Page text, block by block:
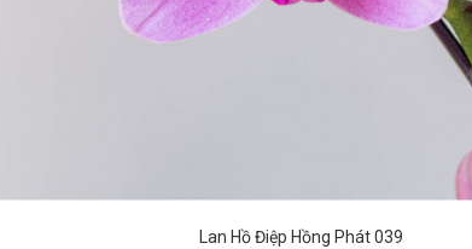
Lan Hồ Điệp Hồng Phát 039